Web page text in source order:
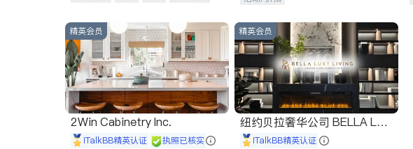
商标注册
索赔 律师-其它 保释
精英会员
2Win Cabinetry Inc.
iTalkBB精英认证 执照已核实
精英会员
纽约贝拉奢华公司 BELLA LUX
E iTalkBB精英认证